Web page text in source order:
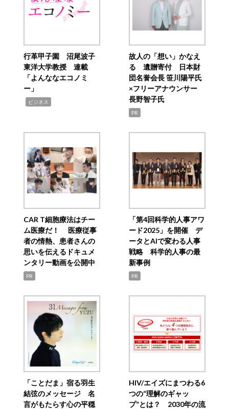
行革甲子園 沼尾波子
東洋大学教授 連載
「よんななエコノミ
ー」
ビジネス
故人の「想い」かなえ
る 遺贈寄付 日本財
団名誉会長 笹川陽平氏
×フリーアナウンサー
長野智子氏
PR
CAR T細胞療法はチー
ム医療だ！ 医療従事
者の情熱、患者さんの
思いを伝えるドキュメ
ンタリー動画を公開中
PR
「第4回科学的人事アワ
ード2025」を開催 デ
ータとAIで変わる人事
戦略 科学的人事の最
新事例
PR
「ことだま」宿る羽生
結弦のメッセージ 名
言がもたらす心の平穏
HIV/エイズにまつわる6
つの“理解のギャッ
プ”とは？ 2030年の流